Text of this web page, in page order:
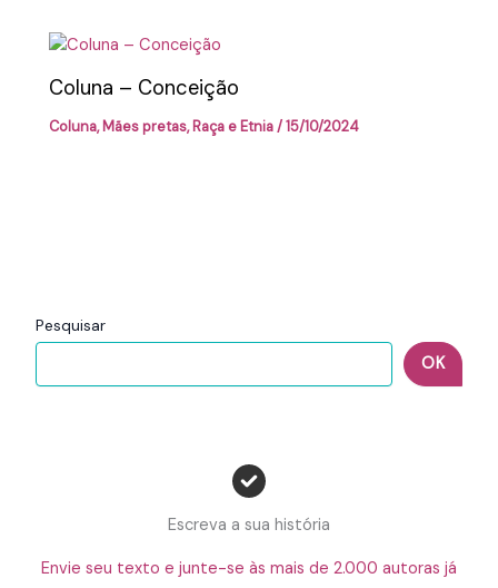
Pesquisar
OK
Escreva a sua história
Envie seu texto e junte-se às mais de 2.000 autoras já
Coluna – Conceição
Coluna,Mães pretas,Raça e Etnia/15/10/2024